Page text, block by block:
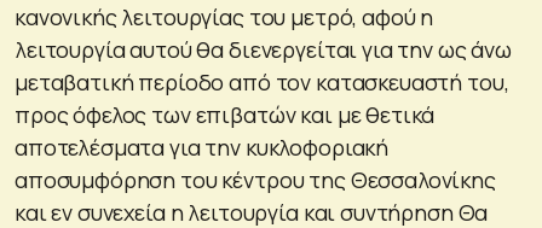
κανονικής λειτουργίας του μετρό, αφού η
λειτουργία αυτού θα διενεργείται για την ως άνω
μεταβατική περίοδο από τον κατασκευαστή του,
προς όφελος των επιβατών και με θετικά
αποτελέσματα για την κυκλοφοριακή
αποσυμφόρηση του κέντρου της Θεσσαλονίκης
και εν συνεχεία η λειτουργία και συντήρηση Θα